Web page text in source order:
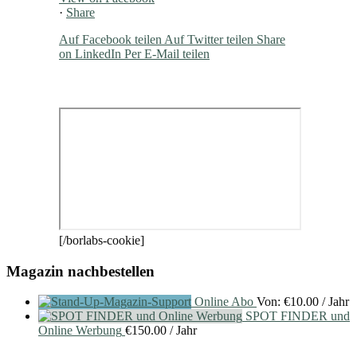
· Share
Auf Facebook teilen Auf Twitter teilen Share
on LinkedIn Per E-Mail teilen
[/borlabs-cookie]
Magazin nachbestellen
Online Abo Von: €10.00 / Jahr
SPOT FINDER und
Online Werbung €150.00 / Jahr